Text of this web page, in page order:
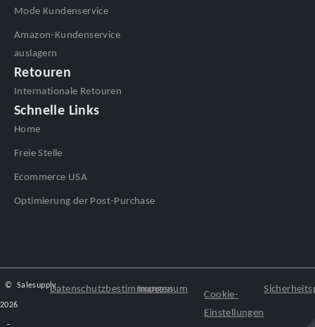
Mode Kundenservice
Amazon-Kundenservice
auslagern
Retouren
Internationale Retouren
Schnelle Links
Home
Freie Stelle
Ecommerce USA
Optimierung der Post-Purchase
©
2026
–
SalesupplyDatenschutzbestimmungen
Impressum
Cookie-
Einstellungen